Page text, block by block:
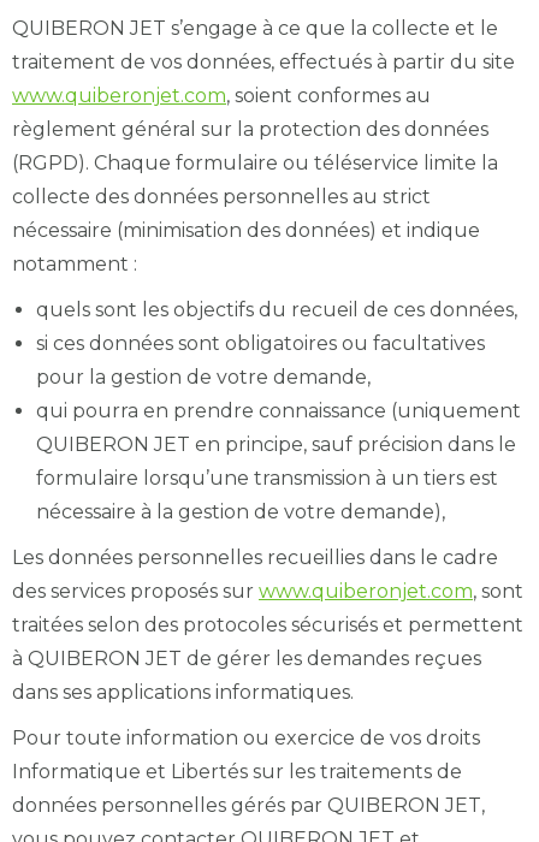
QUIBERON JET s’engage à ce que la collecte et le
traitement de vos données, effectués à partir du site
www.quiberonjet.com, soient conformes au
règlement général sur la protection des données
(RGPD). Chaque formulaire ou téléservice limite la
collecte des données personnelles au strict
nécessaire (minimisation des données) et indique
notamment :
quels sont les objectifs du recueil de ces données,
si ces données sont obligatoires ou facultatives
pour la gestion de votre demande,
qui pourra en prendre connaissance (uniquement
QUIBERON JET en principe, sauf précision dans le
formulaire lorsqu’une transmission à un tiers est
nécessaire à la gestion de votre demande),
Les données personnelles recueillies dans le cadre
des services proposés sur www.quiberonjet.com, sont
traitées selon des protocoles sécurisés et permettent
à QUIBERON JET de gérer les demandes reçues
dans ses applications informatiques.
Pour toute information ou exercice de vos droits
Informatique et Libertés sur les traitements de
données personnelles gérés par QUIBERON JET,